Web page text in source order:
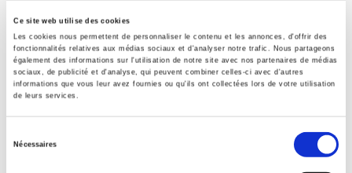
Ce site web utilise des cookies
Les cookies nous permettent de personnaliser le contenu et les annonces, d'offrir des
fonctionnalités relatives aux médias sociaux et d'analyser notre trafic. Nous partageons
également des informations sur l'utilisation de notre site avec nos partenaires de médias
sociaux, de publicité et d'analyse, qui peuvent combiner celles-ci avec d'autres
informations que vous leur avez fournies ou qu'ils ont collectées lors de votre utilisation
de leurs services.
Nécessaires
français
Mots clés
Développement,Europe,Europe centrale et orientale,
Métropoles ,Politique économique
internationale